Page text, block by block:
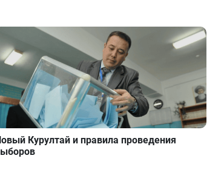
Курултай и правила проведения